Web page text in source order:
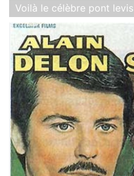
Voilà le célèbre pont levis